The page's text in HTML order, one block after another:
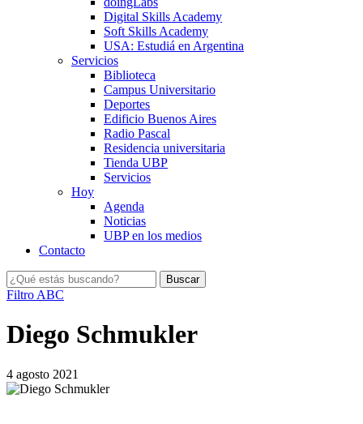
Digital Skills Academy
Soft Skills Academy
USA: Estudiá en Argentina
Servicios
Biblioteca
Campus Universitario
Deportes
Edificio Buenos Aires
Radio Pascal
Residencia universitaria
Tienda UBP
Servicios
Hoy
Agenda
Noticias
UBP en los medios
Contacto
Filtro ABC
Diego Schmukler
4 agosto 2021